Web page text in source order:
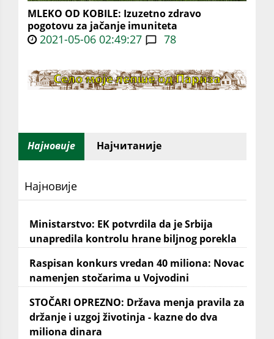
MLEKO OD KOBILE: Izuzetno zdravo
pogotovu za jačanje imuniteta
2021-05-06 02:49:27 78
Најновије Најчитаније
Најновије
Ministarstvo: EK potvrdila da je Srbija
unapredila kontrolu hrane biljnog porekla
Raspisan konkurs vredan 40 miliona: Novac
namenjen stočarima u Vojvodini
STOČARI OPREZNO: Država menja pravila za
držanje i uzgoj životinja - kazne do dva
miliona dinara